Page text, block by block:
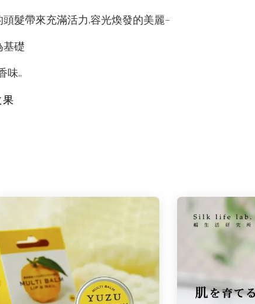
髮帶來充滿活力,容光煥發的美麗~
基礎
味..